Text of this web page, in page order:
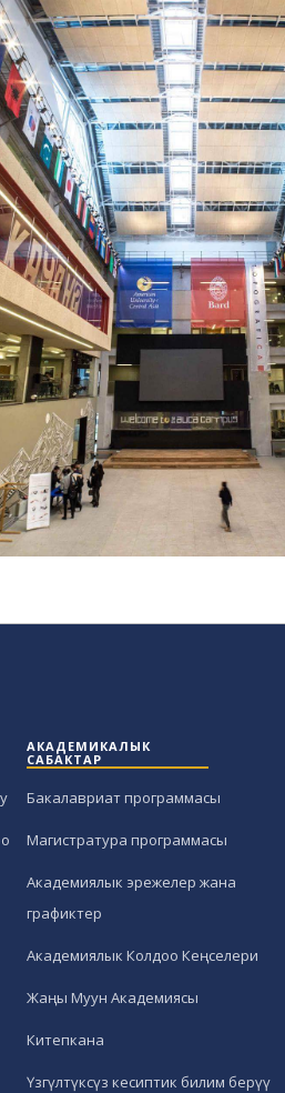
АКАДЕМИКАЛЫК
САБАКТАР
Бакалавриат программасы
Магистратура программасы
Академиялык эрежелер жана
графиктер
Академиялык Колдоо Кеңселери
Жаңы Муун Академиясы
Китепкана
Үзгүлтүксүз кесиптик билим берүү